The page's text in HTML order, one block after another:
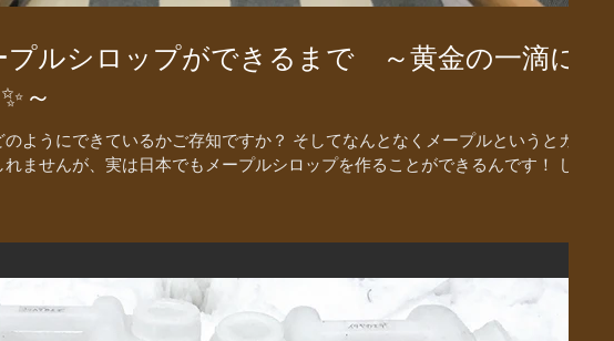
プルシロップができるまで ～黄金の一滴に
～
のようにできているかご存知ですか？ そしてなんとなくメープルというとカナ
ませんが、実は日本でもメープルシロップを作ることができるんです！ しか